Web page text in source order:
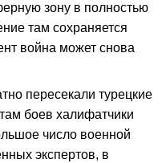
зону в полностью
там сохраняется
война может снова
пересекали турецкие
боев халифатчики
число военной
экспертов, в